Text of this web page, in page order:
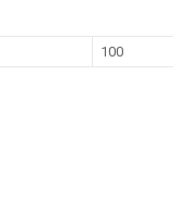
100